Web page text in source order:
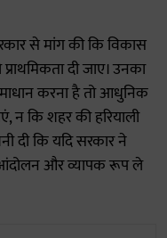
से मांग की कि विकास
दी जाए। उनका
करना है तो आधुनिक
न कि शहर की हरियाली
दी कि यदि सरकार ने
और व्यापक रूप ले